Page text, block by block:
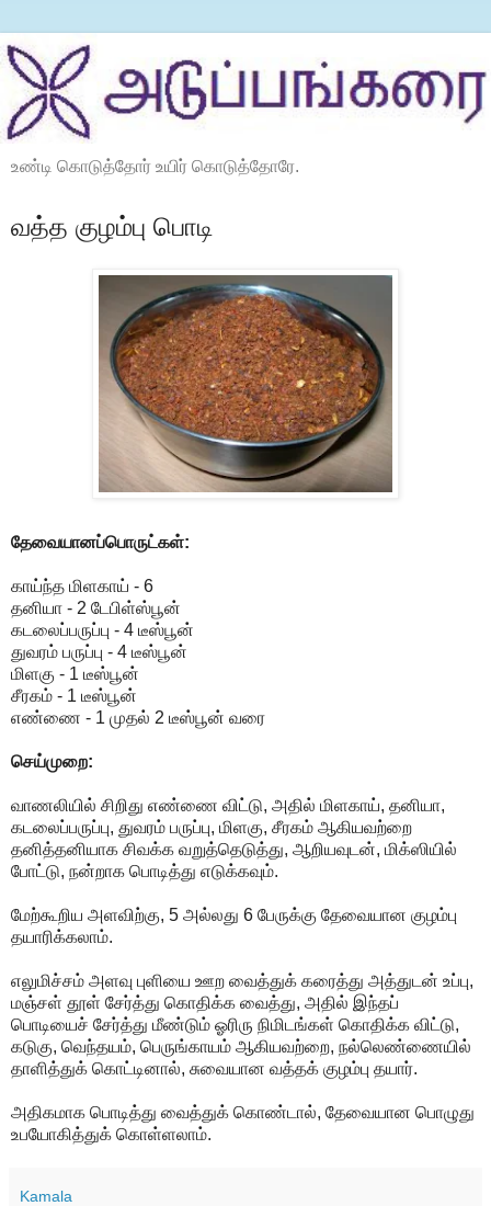
உண்டி கொடுத்தோர் உயிர் கொடுத்தோரே.
வத்த குழம்பு பொடி
தேவையானப்பொருட்கள்:
காய்ந்த மிளகாய் - 6
தனியா - 2 டேபிள்ஸ்பூன்
கடலைப்பருப்பு - 4 டீஸ்பூன்
துவரம் பருப்பு - 4 டீஸ்பூன்
மிளகு - 1 டீஸ்பூன்
சீரகம் - 1 டீஸ்பூன்
எண்ணை - 1 முதல் 2 டீஸ்பூன் வரை
செய்முறை:
வாணலியில் சிறிது எண்ணை விட்டு, அதில் மிளகாய், தனியா,
கடலைப்பருப்பு, துவரம் பருப்பு, மிளகு, சீரகம் ஆகியவற்றை
தனித்தனியாக சிவக்க வறுத்தெடுத்து, ஆறியவுடன், மிக்ஸியில்
போட்டு, நன்றாக பொடித்து எடுக்கவும்.
மேற்கூறிய அளவிற்கு, 5 அல்லது 6 பேருக்கு தேவையான குழம்பு
தயாரிக்கலாம்.
எலுமிச்சம் அளவு புளியை ஊற வைத்துக் கரைத்து அத்துடன் உப்பு,
மஞ்சள் தூள் சேர்த்து கொதிக்க வைத்து, அதில் இந்தப்
பொடியைச் சேர்த்து மீண்டும் ஓரிரு நிமிடங்கள் கொதிக்க விட்டு,
கடுகு, வெந்தயம், பெருங்காயம் ஆகியவற்றை, நல்லெண்ணையில்
தாளித்துக் கொட்டினால், சுவையான வத்தக் குழம்பு தயார்.
அதிகமாக பொடித்து வைத்துக் கொண்டால், தேவையான பொழுது
உபயோகித்துக் கொள்ளலாம்.
Kamala